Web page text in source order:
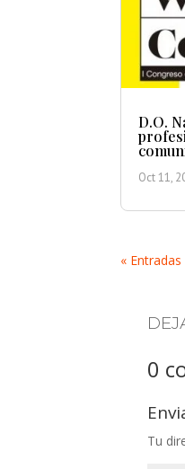
D.O.
Oct 11,
«
0
Tu